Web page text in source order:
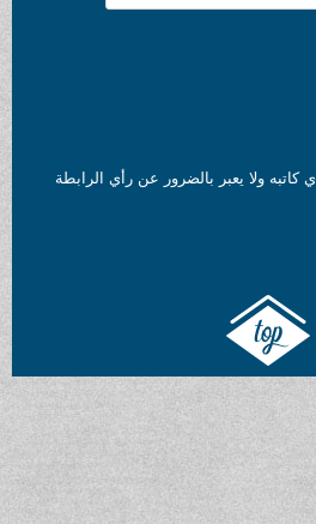
ولا يعبر بالضرور عن رأي الرابطة